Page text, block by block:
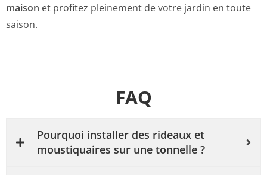
maison et profitez pleinement de votre jardin en toute
saison.
FAQ
Pourquoi installer des rideaux et
moustiquaires sur une tonnelle ?